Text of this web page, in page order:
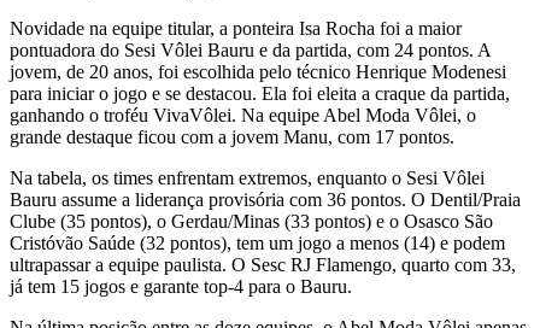
Novidade na equipe titular, a ponteira Isa Rocha foi a maior
pontuadora do Sesi Vôlei Bauru e da partida, com 24 pontos. A
jovem, de 20 anos, foi escolhida pelo técnico Henrique Modenesi
para iniciar o jogo e se destacou. Ela foi eleita a craque da partida,
ganhando o troféu VivaVôlei. Na equipe Abel Moda Vôlei, o
grande destaque ficou com a jovem Manu, com 17 pontos.
Na tabela, os times enfrentam extremos, enquanto o Sesi Vôlei
Bauru assume a liderança provisória com 36 pontos. O Dentil/Praia
Clube (35 pontos), o Gerdau/Minas (33 pontos) e o Osasco São
Cristóvão Saúde (32 pontos), tem um jogo a menos (14) e podem
ultrapassar a equipe paulista. O Sesc RJ Flamengo, quarto com 33,
já tem 15 jogos e garante top-4 para o Bauru.